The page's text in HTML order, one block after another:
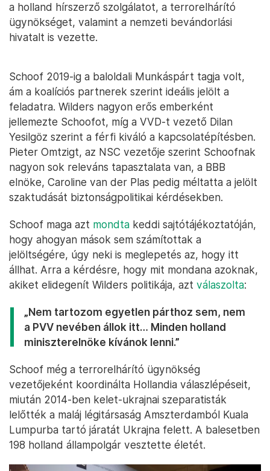
a holland hírszerző szolgálatot, a terrorelhárító
ügynökséget, valamint a nemzeti bevándorlási
hivatalt is vezette.
Schoof 2019-ig a baloldali Munkáspárt tagja volt,
ám a koalíciós partnerek szerint ideális jelölt a
feladatra. Wilders nagyon erős emberként
jellemezte Schoofot, míg a VVD-t vezető Dilan
Yesilgöz szerint a férfi kiváló a kapcsolatépítésben.
Pieter Omtzigt, az NSC vezetője szerint Schoofnak
nagyon sok releváns tapasztalata van, a BBB
elnöke, Caroline van der Plas pedig méltatta a jelölt
szaktudását biztonságpolitikai kérdésekben.
Schoof maga azt mondta keddi sajtótájékoztatóján,
hogy ahogyan mások sem számítottak a
jelöltségére, úgy neki is meglepetés az, hogy itt
állhat. Arra a kérdésre, hogy mit mondana azoknak,
akiket elidegenít Wilders politikája, azt válaszolta:
„Nem tartozom egyetlen párthoz sem, nem
a PVV nevében állok itt… Minden holland
miniszterelnöke kívánok lenni.”
Schoof még a terrorelhárító ügynökség
vezetőjeként koordinálta Hollandia válaszlépéseit,
miután 2014-ben kelet-ukrajnai szeparatisták
lelőtték a maláj légitársaság Amszterdamból Kuala
Lumpurba tartó járatát Ukrajna felett. A balesetben
198 holland állampolgár vesztette életét.